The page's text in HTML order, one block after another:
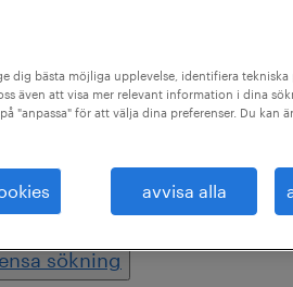
alla filter
sökning
dig bästa möjliga upplevelse, identifiera
även att visa mer relevant information i dina
"anpassa" för att välja dina preferenser. Du kan
avvisa alla